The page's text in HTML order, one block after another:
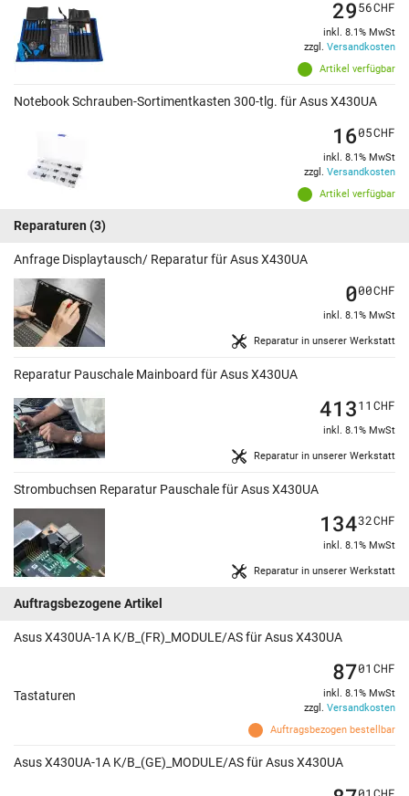
Artikel verfügbar
2956CHF
inkl. 8.1% MwSt
zzgl. Versandkosten
Notebook Schrauben-Sortimentkasten 300-tlg. für Asus X430UA
Artikel verfügbar
1605CHF
inkl. 8.1% MwSt
zzgl. Versandkosten
Reparaturen (3)
Anfrage Displaytausch/ Reparatur für Asus X430UA
Reparatur in unserer Werkstatt
000CHF
inkl. 8.1% MwSt
Reparatur Pauschale Mainboard für Asus X430UA
Reparatur in unserer Werkstatt
41311 CHF
inkl. 8.1% MwSt
Strombuchsen Reparatur Pauschale für Asus X430UA
Reparatur in unserer Werkstatt
13432CHF
inkl. 8.1% MwSt
Auftragsbezogene Artikel
Asus X430UA-1A K/B_(FR)_MODULE/AS für Asus X430UA
Tastaturen
Auftragsbezogen bestellbar
8701 CHF
inkl. 8.1% MwSt
zzgl. Versandkosten
Asus X430UA-1A K/B_(GE)_MODULE/AS für Asus X430UA
01 CHF